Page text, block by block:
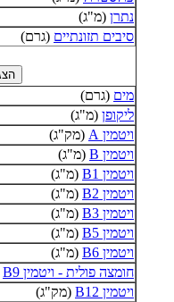
נתרן (מ"ג)
סיבים תזונתיים (גרם)
מים (גרם)
ליקופן (מ"ג)
ויטמין A
(מק"ג)
ויטמין B
(מ"ג)
ויטמין B1
(מ"ג)
ויטמין B2
(מ"ג)
ויטמין B3
(מ"ג)
ויטמין B5
(מ"ג)
ויטמין B6
(מ"ג)
חומצה פולית - ויטמין B9
ויטמין B12
(מק"ג)